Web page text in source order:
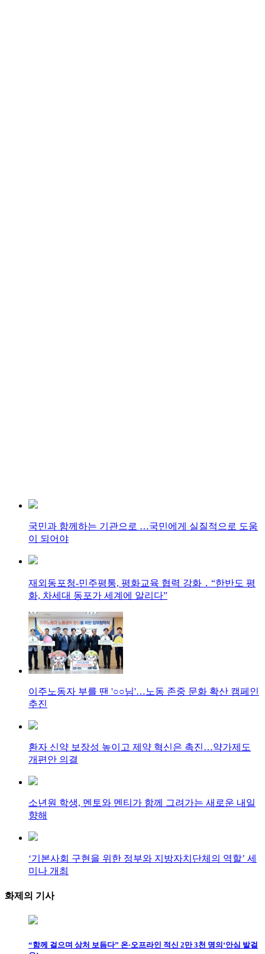
국민과 함께하는 기관으로 …국민에게 실질적으로 도움
이 되어야
재외동포청-민주평통, 평화교육 협력 강화 ․ “한반도 평
화, 차세대 동포가 세계에 알리다”
이주노동자 부를 땐 '○○님'…노동 존중 문화 확산 캠페인
추진
환자 신약 보장성 높이고 제약 혁신은 촉진…약가제도
개편안 의결
소년원 학생, 멘토와 멘티가 함께 그려가는 새로운 내일
향해
‘기본사회 구현을 위한 정부와 지방자치단체의 역할’ 세
미나 개최
화제의 기사
“함께 걸으며 상처 보듬다” 온·오프라인 적신 2만 3천 명의‘안심 발걸